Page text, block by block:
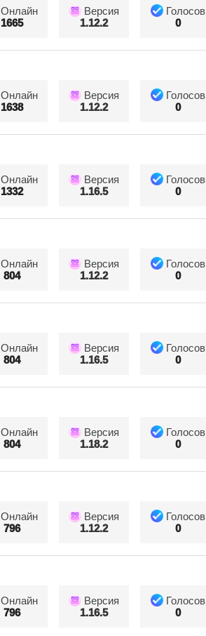
Онлайн
1665
Версия
1.12.2
Голосов
0
Онлайн
1638
Версия
1.12.2
Голосов
0
Онлайн
1332
Версия
1.16.5
Голосов
0
Онлайн
804
Версия
1.12.2
Голосов
0
Онлайн
804
Версия
1.16.5
Голосов
0
Онлайн
804
Версия
1.18.2
Голосов
0
Онлайн
796
Версия
1.12.2
Голосов
0
Онлайн
796
Версия
1.16.5
Голосов
0